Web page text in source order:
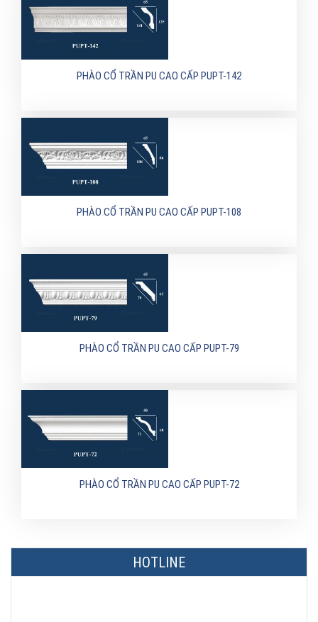
PHÀO CỔ TRẦN PU CAO CẤP PUPT-142
PHÀO CỔ TRẦN PU CAO CẤP PUPT-108
PHÀO CỔ TRẦN PU CAO CẤP PUPT-79
PHÀO CỔ TRẦN PU CAO CẤP PUPT-72
HOTLINE